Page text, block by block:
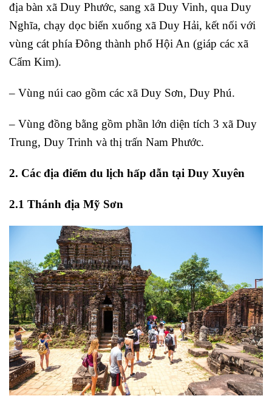
địa bàn xã Duy Phước, sang xã Duy Vinh, qua Duy
Nghĩa, chạy dọc biển xuống xã Duy Hải, kết nối với
vùng cát phía Đông thành phố Hội An (giáp các xã
Cẩm Kim).
– Vùng núi cao gồm các xã Duy Sơn, Duy Phú.
– Vùng đồng bằng gồm phần lớn diện tích 3 xã Duy
Trung, Duy Trinh và thị trấn Nam Phước.
2. Các địa điểm du lịch hấp dẫn tại Duy Xuyên
2.1 Thánh địa Mỹ Sơn